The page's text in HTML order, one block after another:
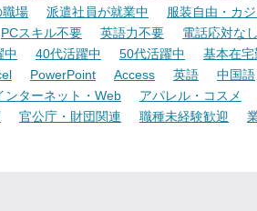
職場 派遣社員が就業中 服装自由・カ
PCスキル不要 英語力不要 電話応対なし
中 40代活躍中 50代活躍中 基本在
PowerPoint Access 英語 中国語
ンターネット・Web アパレル・コスメ
官公庁・財団関連 職種未経験歓迎